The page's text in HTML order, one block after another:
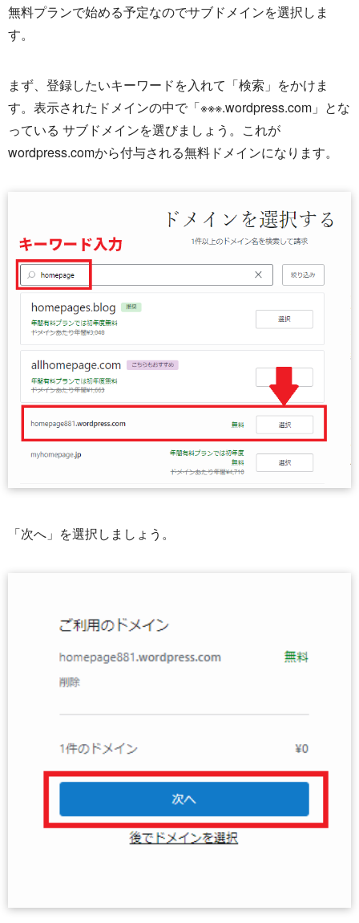
無料プランで始める予定なのでサブドメインを選択しま
す。
まず、登録したいキーワードを入れて「検索」をかけま
す。表示されたドメインの中で「※※※.wordpress.com」とな
っている サブドメインを選びましょう。これが
wordpress.comから付与される無料ドメインになります。
「次へ」を選択しましょう。